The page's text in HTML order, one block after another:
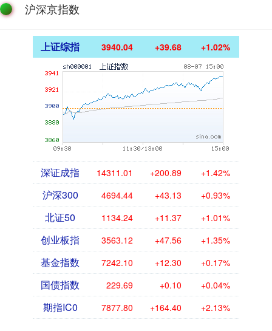
沪深京指数
上证综指 3940.04 +39.68 +1.02%
深证成指 14311.01 +200.89 +1.42%
沪深300 4694.44 +43.13 +0.93%
北证50 1134.24 +11.37 +1.01%
创业板指 3563.12 +47.56 +1.35%
基金指数 7242.10 +12.30 +0.17%
国债指数 229.69 +0.10 +0.04%
期指IC0 7877.80 +164.40 +2.13%